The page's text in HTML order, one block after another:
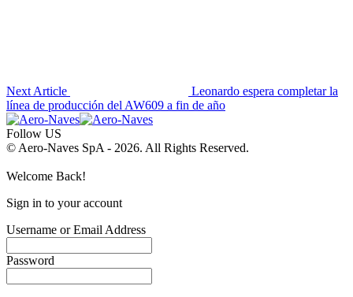
Next Article
Leonardo espera completar la
línea de producción del AW609 a fin de año
Follow US
© Aero-Naves SpA - 2026. All Rights Reserved.
Welcome Back!
Sign in to your account
Username or Email Address
Password